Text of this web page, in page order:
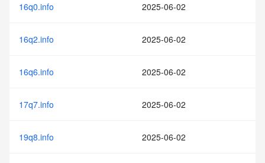
16q0.info 2025-06-02
16q2.info 2025-06-02
16q6.info 2025-06-02
17q7.info 2025-06-02
19q8.info 2025-06-02